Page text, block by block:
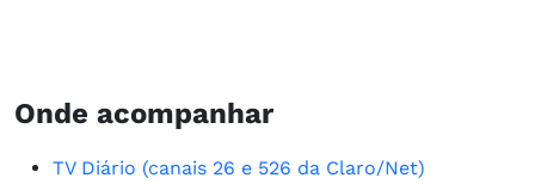
Onde acompanhar​
TV Diário (canais 26 e 526 da Claro/Net)